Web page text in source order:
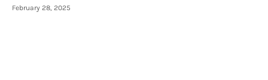
February 28, 2025